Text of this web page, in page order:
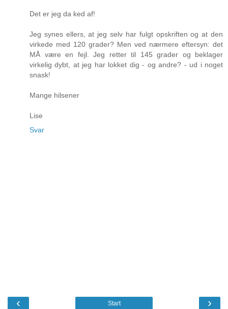
Det er jeg da ked af!
Jeg synes ellers, at jeg selv har fulgt opskriften og at den
virkede med 120 grader? Men ved nærmere eftersyn: det
MÅ være en fejl. Jeg retter til 145 grader og beklager
virkelig dybt, at jeg har lokket dig - og andre? - ud i noget
snask!
Mange hilsener
Lise
Svar
‹ ›
Start